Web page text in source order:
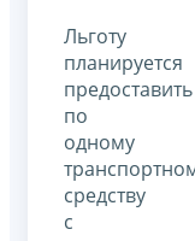
Льготу
планируется
предоставить
по
одному
средству
с